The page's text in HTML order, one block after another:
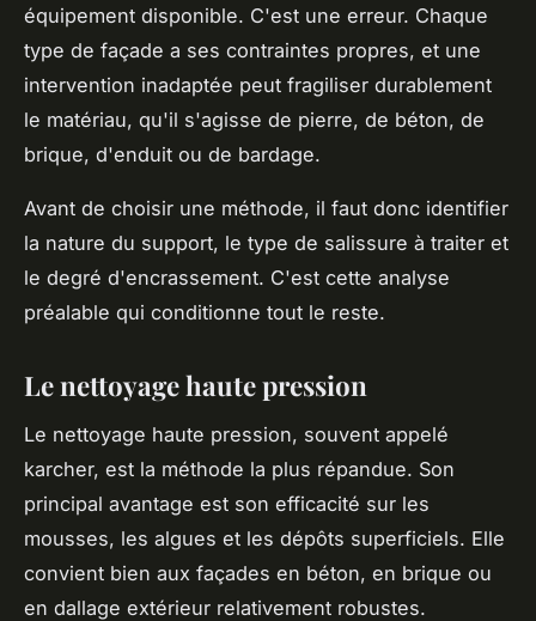
équipement disponible. C'est une erreur. Chaque
type de façade a ses contraintes propres, et une
intervention inadaptée peut fragiliser durablement
le matériau, qu'il s'agisse de pierre, de béton, de
brique, d'enduit ou de bardage.
Avant de choisir une méthode, il faut donc identifier
la nature du support, le type de salissure à traiter et
le degré d'encrassement. C'est cette analyse
préalable qui conditionne tout le reste.
Le nettoyage haute pression
Le nettoyage haute pression, souvent appelé
karcher, est la méthode la plus répandue. Son
principal avantage est son efficacité sur les
mousses, les algues et les dépôts superficiels. Elle
convient bien aux façades en béton, en brique ou
en dallage extérieur relativement robustes.